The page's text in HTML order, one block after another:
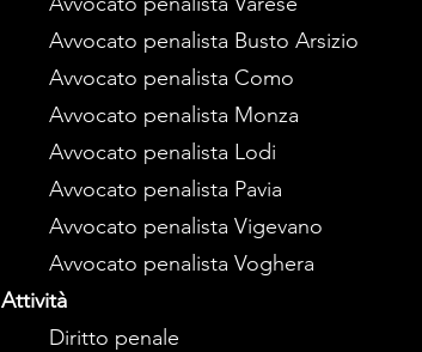
Avvocato penalista Busto Arsizio
Avvocato penalista Como
Avvocato penalista Monza
Avvocato penalista Lodi
Avvocato penalista Pavia
Avvocato penalista Vigevano
Avvocato penalista Voghera
Attività
Diritto penale